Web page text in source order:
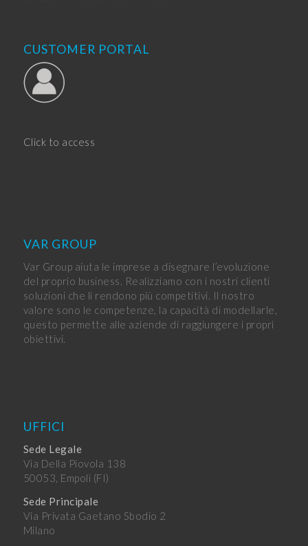
CUSTOMER PORTAL
Click to access
VAR GROUP
Var Group aiuta le imprese a disegnare l’evoluzione
del proprio business. Realizziamo con i nostri clienti
soluzioni che li rendono più competitivi. Il nostro
valore sono le competenze, la capacità di modellarle,
questo permette alle aziende di raggiungere i propri
obiettivi.
UFFICI
Sede Legale
Via Della Piovola 138
50053, Empoli (FI)
Sede Principale
Via Privata Gaetano Sbodio 2
Milano